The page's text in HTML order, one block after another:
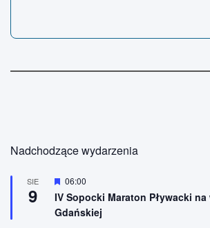
Nadchodzące wydarzenia
SIE
9
W
y
r
ó
06:00
IV Sopocki Maraton Pływacki
Gdańskiej